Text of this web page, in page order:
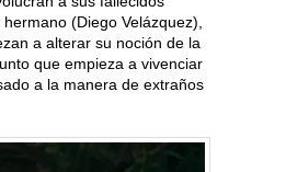
(Diego Velázquez),
a alterar su noción de la
que empieza a vivenciar
a la manera de extraños